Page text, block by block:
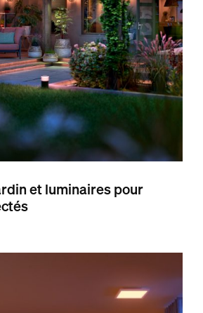
et luminaires pour